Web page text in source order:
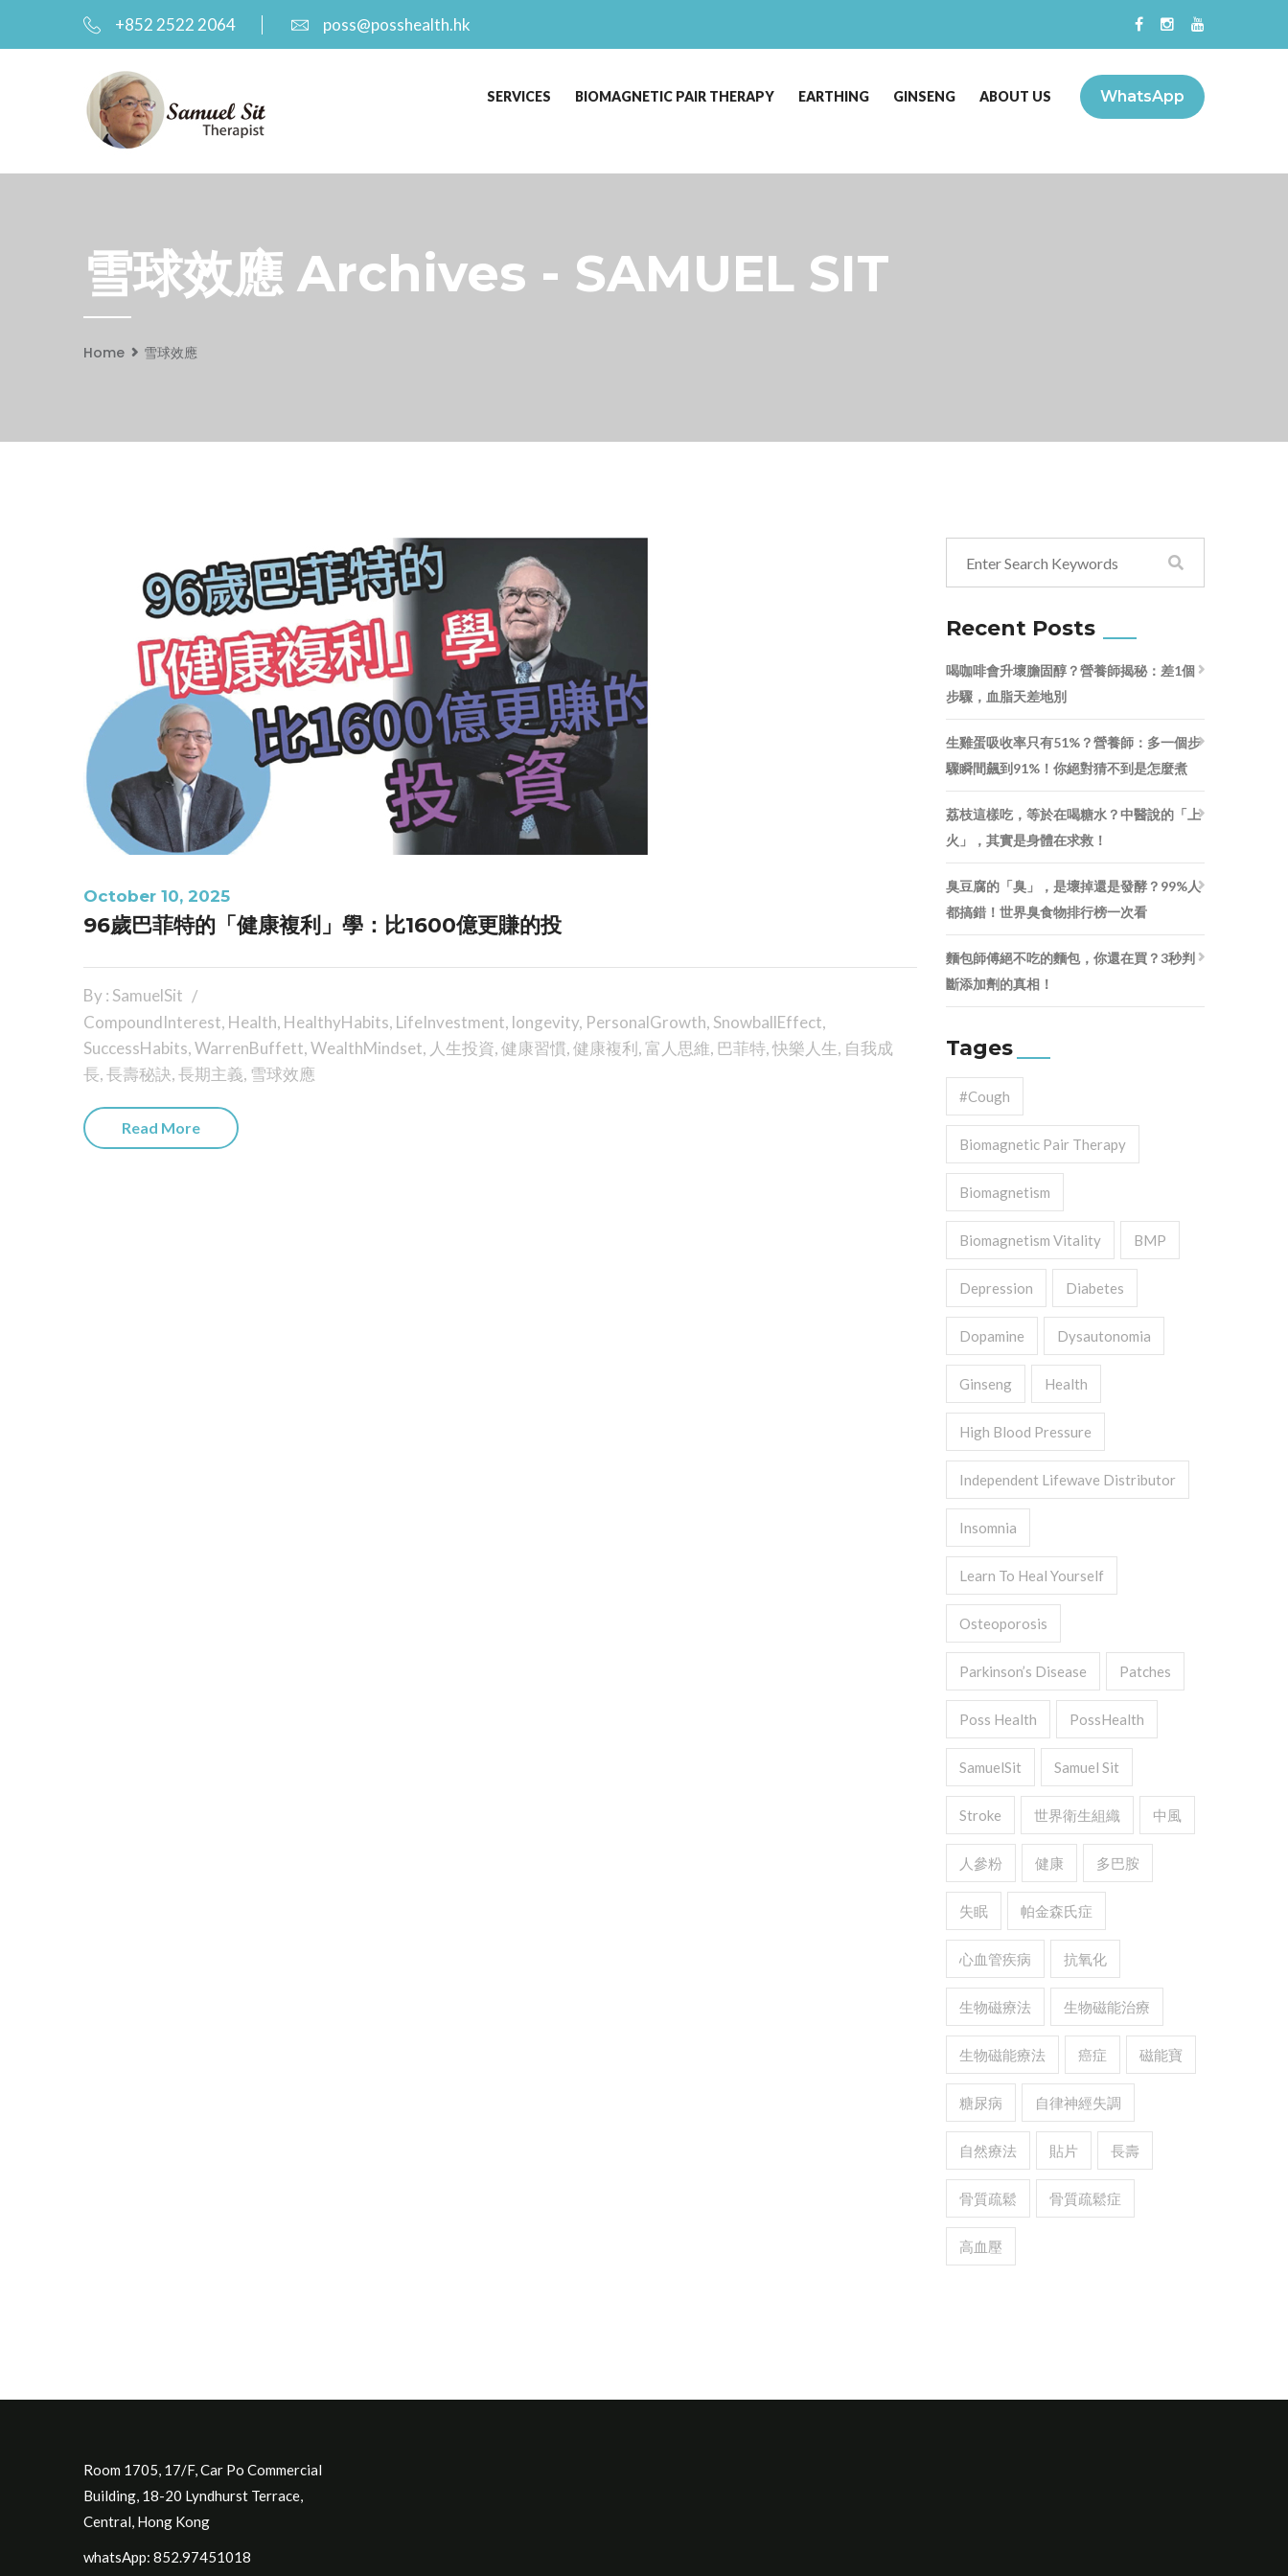
+852 2522 2064 poss@posshealth.hk
WhatsApp
SERVICES BIOMAGNETIC PAIR THERAPY EARTHING GINSENG ABOUT US
雪球效應 Archives - SAMUEL SIT
Home 雪球效應
October 10, 2025
96歲巴菲特的「健康複利」學：比1600億更賺的投
By : SamuelSit
CompoundInterest, Health, HealthyHabits, LifeInvestment, longevity, PersonalGrowth, SnowballEffect,
SuccessHabits,WarrenBuffett,WealthMindset, 人生投資,健康習慣,健康複利,富人思維, 巴菲特,快樂人生, 自我成
長,長壽秘訣,長期主義, 雪球效應
Read More
Recent Posts
喝咖啡會升壞膽固醇？營養師揭秘：差1個
步驟，血脂天差地別
生雞蛋吸收率只有51%？營養師：多一個步
驟瞬間飆到91%！你絕對猜不到是怎麼煮
荔枝這樣吃，等於在喝糖水？中醫說的「上
火」，其實是身體在求救！
臭豆腐的「臭」，是壞掉還是發酵？99%人
都搞錯！世界臭食物排行榜一次看
麵包師傅絕不吃的麵包，你還在買？3秒判
斷添加劑的真相！
Tages
#cough
Biomagnetic Pair Therapy
Biomagnetism
Biomagnetism Vitality BMP
Depression Diabetes
Dopamine Dysautonomia
Ginseng Health
High Blood Pressure
Independent Lifewave Distributor
Insomnia
Learn To Heal Yourself
Osteoporosis
Parkinson’s Disease Patches
Poss Health PossHealth
SamuelSit Samuel Sit
Stroke 世界衛生組織 中風
人參粉 健康 多巴胺
失眠 帕金森氏症
心血管疾病 抗氧化
生物磁療法 生物磁能治療
生物磁能療法 癌症 磁能寶
糖尿病 自律神經失調
自然療法 貼片 長壽
骨質疏鬆 骨質疏鬆症
高血壓
Room 1705, 17/F, Car Po Commercial
Building, 18-20 Lyndhurst Terrace,
Central, Hong Kong
whatsApp: 852.97451018